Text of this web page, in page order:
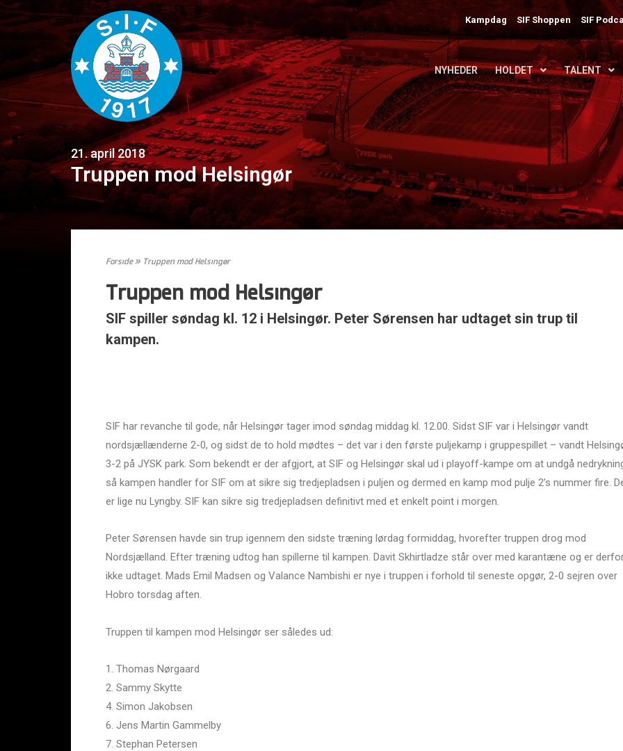
Kampdag SIF Shoppen SIF
NYHEDER HOLDET TALENT
21. april 2018
Truppen mod Helsingør
Forside» Truppen mod Helsingør
Truppen mod Helsingør
SIF spiller søndag kl. 12 i Helsingør. Peter Sørensen har udtaget sin trup til
kampen.
SIF har revanche til gode, når Helsingør tager imod søndag middag kl. 12.00. Sidst SIF var i Helsingør vandt
nordsjællænderne 2-0, og sidst de to hold mødtes – det var i den første puljekamp i gruppespillet – vandt
3-2 på JYSK park. Som bekendt er der afgjort, at SIF og Helsingør skal ud i playoff-kampe om at undgå
så kampen handler for SIF om at sikre sig tredjepladsen i puljen og dermed en kamp mod pulje 2’s nummer fire.
er lige nu Lyngby. SIF kan sikre sig tredjepladsen definitivt med et enkelt point i morgen.
Peter Sørensen havde sin trup igennem den sidste træning lørdag formiddag, hvorefter truppen drog mod
Nordsjælland. Efter træning udtog han spillerne til kampen. Davit Skhirtladze står over med karantæne og er
ikke udtaget. Mads Emil Madsen og Valance Nambishi er nye i truppen i forhold til seneste opgør, 2-0 sejren over
Hobro torsdag aften.
Truppen til kampen mod Helsingør ser således ud:
1. Thomas Nørgaard
2. Sammy Skytte
4. Simon Jakobsen
6. Jens Martin Gammelby
7. Stephan Petersen